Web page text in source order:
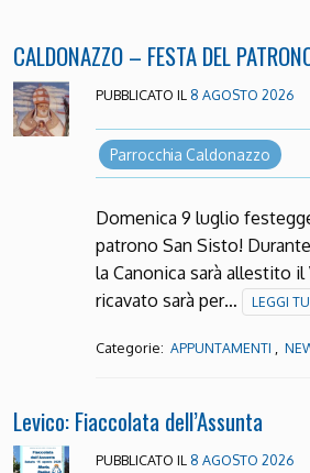
CALDONAZZO – FESTA DEL
PUBBLICATO IL 8 AGOSTO 2026
Parrocchia Caldonazzo
Domenica 9 luglio
patrono San Sisto!
la Canonica sarà allestito
ricavato sarà per…
LEGGI
Categorie: APPUNTAMENTI ,
Levico: Fiaccolata dell’Assunta
PUBBLICATO IL 8 AGOSTO 2026